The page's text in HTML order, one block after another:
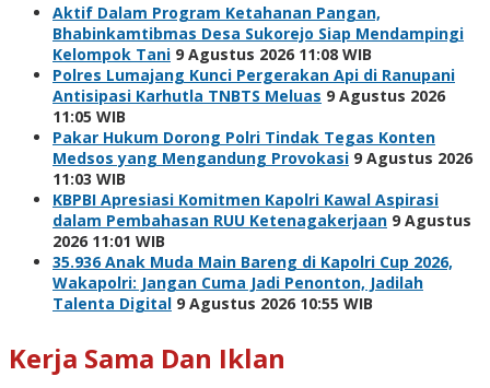
Aktif Dalam Program Ketahanan Pangan,
Bhabinkamtibmas Desa Sukorejo Siap Mendampingi
Kelompok Tani 9 Agustus 2026 11:08 WIB
Polres Lumajang Kunci Pergerakan Api di Ranupani
Antisipasi Karhutla TNBTS Meluas 9 Agustus 2026
11:05 WIB
Pakar Hukum Dorong Polri Tindak Tegas Konten
Medsos yang Mengandung Provokasi 9 Agustus 2026
11:03 WIB
KBPBI Apresiasi Komitmen Kapolri Kawal Aspirasi
dalam Pembahasan RUU Ketenagakerjaan 9 Agustus
2026 11:01 WIB
35.936 Anak Muda Main Bareng di Kapolri Cup 2026,
Wakapolri: Jangan Cuma Jadi Penonton, Jadilah
Talenta Digital 9 Agustus 2026 10:55 WIB
Kerja Sama Dan Iklan